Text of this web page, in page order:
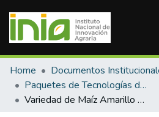
Communities & Collections
All of DSpace
Statistics
Home
Documentos
Paquetes de Tecnologías del INIA
Variedad de Maíz Amarillo Duro INIA 605 - Perú